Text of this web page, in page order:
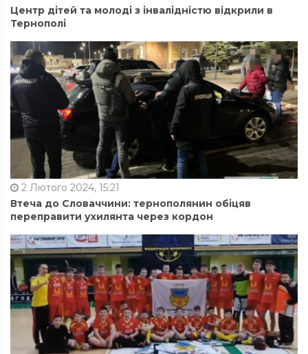
Центр дітей та молоді з інвалідністю відкрили в
Тернополі
2 Лютого 2024, 15:21
Втеча до Словаччини: тернополянин обіцяв
переправити ухилянта через кордон